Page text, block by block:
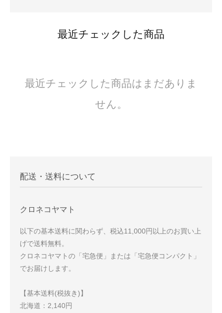
最近チェックした商品
最近チェックした商品はまだありま
せん。
配送・送料について
クロネコヤマト
以下の基本送料に関わらず、税込11,000円以上のお買い上
げで送料無料。
クロネコヤマトの「宅急便」または「宅急便コンパクト」
でお届けします。
【基本送料(税抜き)】
北海道：2,140円